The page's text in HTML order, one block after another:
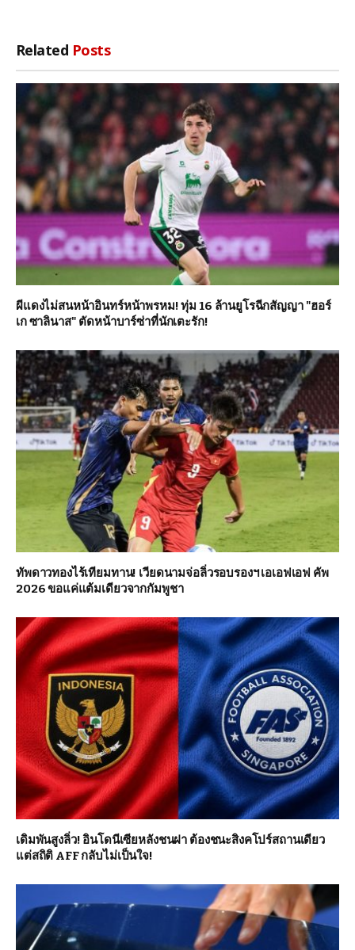
Related Posts
ผีแดงไม่สนหน้าอินทร์หน้าพรหม! ทุ่ม 16 ล้านยูโรฉีกสัญญา "ฮอร์
เก ซาลินาส" ตัดหน้าบาร์ซ่าที่นักเตะรัก!
ทัพดาวทองไร้เทียมทาน! เวียดนามจ่อลิ่วรอบรองฯ เอเอฟเอฟ คัพ
2026 ขอแค่แต้มเดียวจากกัมพูชา
เดิมพันสูงลิ่ว! อินโดนีเซียหลังชนฝา ต้องชนะสิงคโปร์สถานเดียว
แต่สถิติ AFF กลับไม่เป็นใจ!